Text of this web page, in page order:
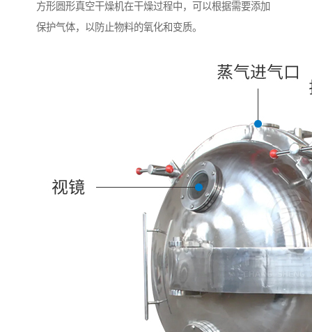
方形圆形真空干燥机在干燥过程中，可以根据需要添加
保护气体，以防止物料的氧化和变质。